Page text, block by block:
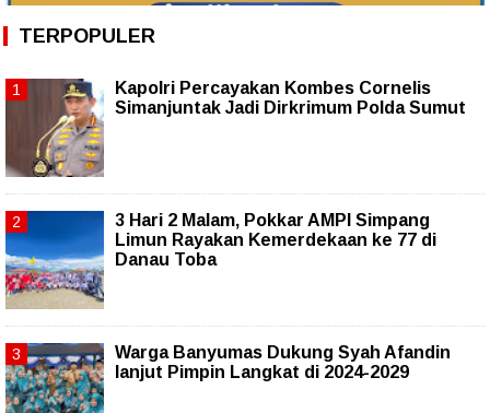
TERPOPULER
Kapolri Percayakan Kombes Cornelis
Simanjuntak Jadi Dirkrimum Polda Sumut
3 Hari 2 Malam, Pokkar AMPI Simpang
Limun Rayakan Kemerdekaan ke 77 di
Danau Toba
Warga Banyumas Dukung Syah Afandin
lanjut Pimpin Langkat di 2024-2029